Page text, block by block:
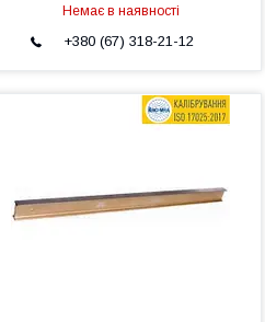
Немає в наявності
+380 (67) 318-21-12